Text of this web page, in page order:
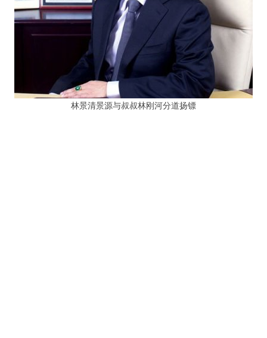
林景清景源与叔叔林刚河分道扬镖